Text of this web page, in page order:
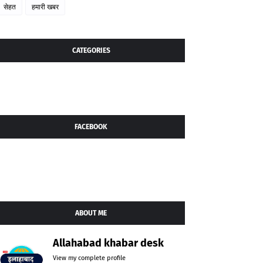
सेहत हमारी खबर
CATEGORIES
FACEBOOK
ABOUT ME
Allahabad khabar desk
View my complete profile